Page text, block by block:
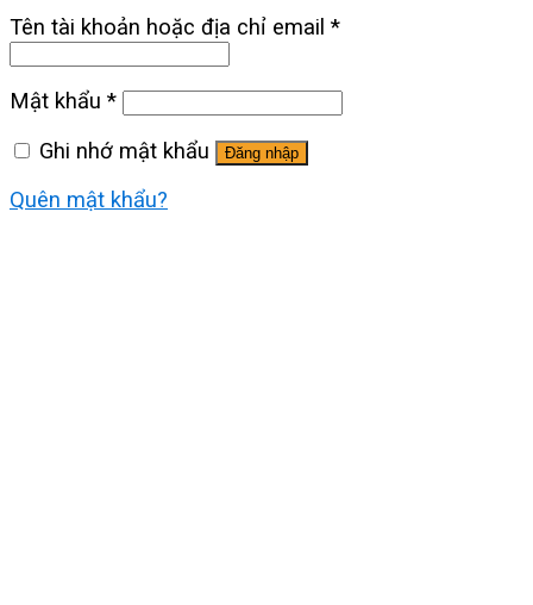
Tên tài khoản hoặc địa chỉ email *
Mật khẩu *
Ghi nhớ mật khẩu
Đăng nhập
Quên mật khẩu?